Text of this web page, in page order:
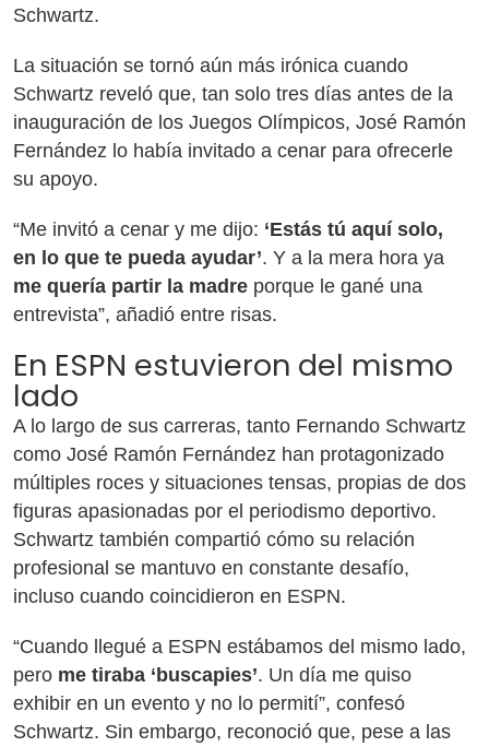
Schwartz.
La situación se tornó aún más irónica cuando
Schwartz reveló que, tan solo tres días antes de la
inauguración de los Juegos Olímpicos, José Ramón
Fernández lo había invitado a cenar para ofrecerle
su apoyo.
“Me invitó a cenar y me dijo: ‘Estás tú aquí solo,
en lo que te pueda ayudar’. Y a la mera hora ya
me quería partir la madre porque le gané una
entrevista”, añadió entre risas.
En ESPN estuvieron del mismo
lado
A lo largo de sus carreras, tanto Fernando Schwartz
como José Ramón Fernández han protagonizado
múltiples roces y situaciones tensas, propias de dos
figuras apasionadas por el periodismo deportivo.
Schwartz también compartió cómo su relación
profesional se mantuvo en constante desafío,
incluso cuando coincidieron en ESPN.
“Cuando llegué a ESPN estábamos del mismo lado,
pero me tiraba ‘buscapies’. Un día me quiso
exhibir en un evento y no lo permití”, confesó
Schwartz. Sin embargo, reconoció que, pese a las